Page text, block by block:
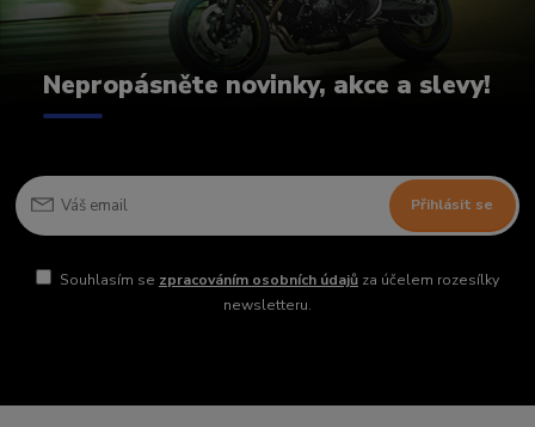
Nepropásněte novinky, akce a slevy!
Přihlásit se
Souhlasím se zpracováním osobních údajůza účelem rozesílky
newsletteru.